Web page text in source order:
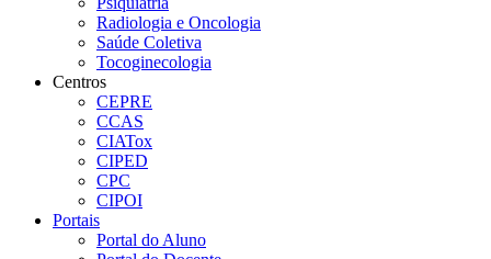
Radiologia e Oncologia
Saúde Coletiva
Tocoginecologia
Centros
CEPRE
CCAS
CIATox
CIPED
CPC
CIPOI
Portais
Portal do Aluno